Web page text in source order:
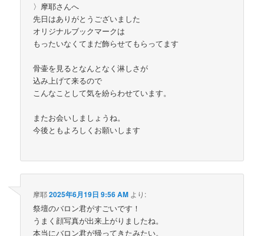
〉摩耶さんへ
先日はありがとうございました
オリジナルブックマークは
もったいなくてまだ飾らせてもらってます
骨壷を見るとなんとなく淋しさが
込み上げて来るので
こんなことして気を紛らわせています。
またお会いしましょうね。
今後ともよろしくお願いします
摩耶2025年6月19日 9:56 AM より:
祭壇のバロン君がすごいです！
うまく顔写真が出来上がりましたね。
本当にバロン君が帰ってきたみたい。